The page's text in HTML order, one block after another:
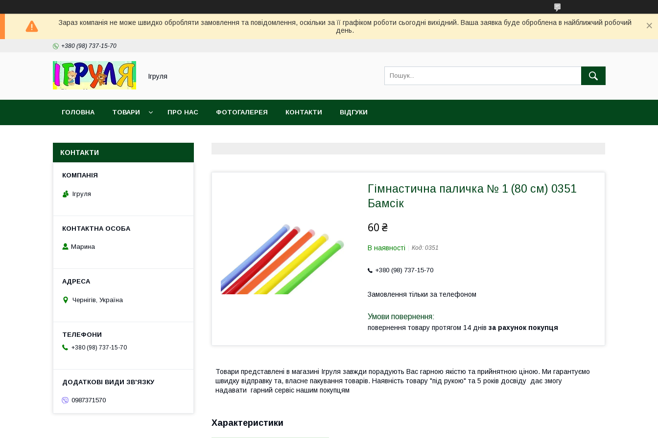
Зараз компанія не може швидко обробляти замовлення та повідомлення, оскільки за її графіком роботи сьогодні вихідний. Ваша заявка буде оброблена в найближчий робочий
день.
+380 (98) 737-15-70
Ігруля
ГОЛОВНА ТОВАРИ ПРО НАС ФОТОГАЛЕРЕЯ КОНТАКТИ ВІДГУКИ
Гімнастична паличка № 1 (80 см) 0351
Бамсік
60 ₴
В наявності Код: 0351
+380 (98) 737-15-70
Замовлення тільки за телефоном
повернення товару протягом 14 днів за рахунок покупця
Товари представлені в магазині Ігруля завжди порадують Вас гарною якістю та прийнятною ціною. Ми гарантуємо
швидку відправку та, власне пакування товарів. Наявність товару "під рукою" та 5 років досвіду дає змогу
надавати гарний сервіс нашим покупцям
Характеристики
КОНТАКТИ
Ігруля
Марина
Чернігів, Україна
+380 (98) 737-15-70
0987371570